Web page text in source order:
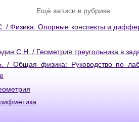
Ещё записи в рубрике:
/ Физика. Опорные конспекты и
С.Н. / Геометрия треугольника в
/ Общая физика: Руководство по